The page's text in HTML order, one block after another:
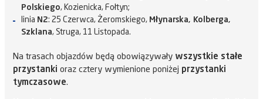
Polskiego, Kozienicka, Fołtyn;
linia N2: 25 Czerwca, Żeromskiego, Młynarska, Kolberga,
Szklana, Struga, 11 Listopada.
Na trasach objazdów będą obowiązywały wszystkie stałe
przystanki oraz cztery wymienione poniżej przystanki
tymczasowe.